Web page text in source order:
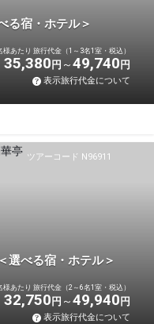
宿・ホテル＞
様あたり 旅行代金（1～3名1室・税込）
35,380 円 49,740 円
表示旅行代金について
ツアーコード N96911
べる宿・ホテル＞
様あたり 旅行代金（2～6名1室・税込）
32,750 円 49,940 円
表示旅行代金について